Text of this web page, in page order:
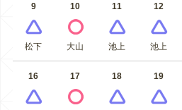
9
松下
10
大山
11
池上
12
池上
16 17 18 19